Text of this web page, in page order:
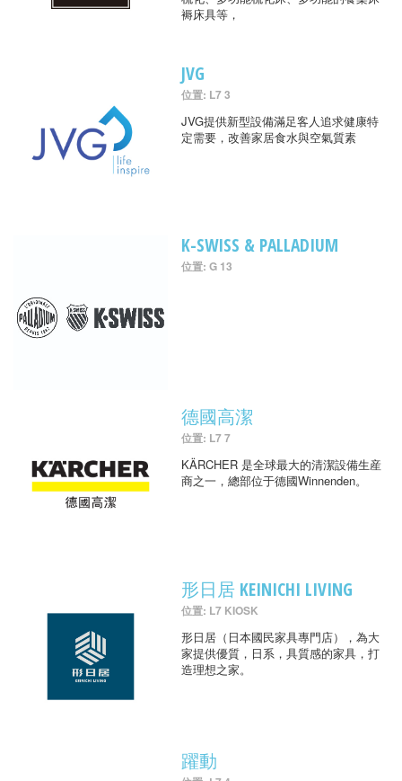
褥床具等，
JVG
位置: L7 3
JVG提供新型設備滿足客人追求健康特
定需要，改善家居食水與空氣質素
K-SWISS & PALLADIUM
位置: G 13
德國高潔
位置: L7 7
KÄRCHER 是全球最大的清潔設備生産
商之一，總部位于德國Winnenden。
形日居 KEINICHI LIVING
位置: L7 KIOSK
形日居（日本國民家具專門店），為大
家提供優質，日系，具質感的家具，打
造理想之家。
躍動